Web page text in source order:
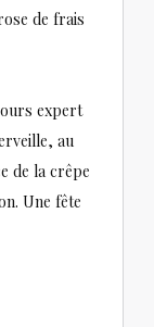
de frais
expert
au
de la crêpe
Une fête